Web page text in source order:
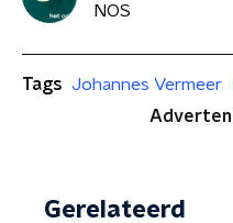
NOS
Tags Johannes Vermeer
Gerelateerd